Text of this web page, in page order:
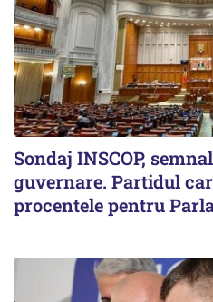
Sondaj INSCOP,
guvernare. Partidul
procentele pentru